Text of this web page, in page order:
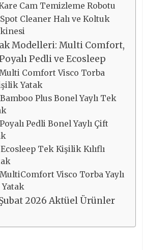
Cam Temizleme Robotu
Cleaner Halı ve Koltuk
Modelleri: Multi Comfort,
Pedli ve Ecosleep
Comfort Visco Torba
Yatak
Plus Bonel Yaylı Tek
Pedli Bonel Yaylı Çift
Tek Kişilik Kılıflı
Visco Torba Yaylı
2026 Aktüel Ürünler